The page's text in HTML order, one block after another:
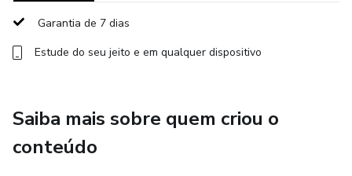
Garantia de 7 dias
Estude do seu jeito e em qualquer dispositivo
Saiba mais sobre quem criou o
conteúdo